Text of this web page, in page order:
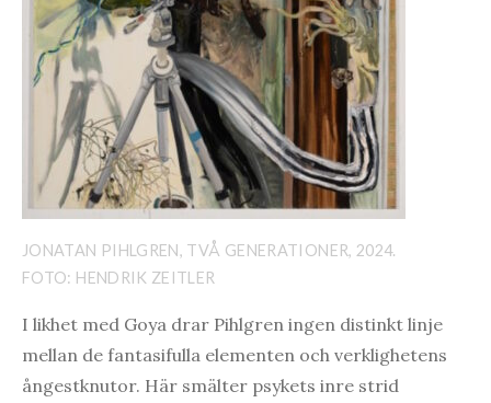
JONATAN PIHLGREN, TVÅ GENERATIONER, 2024.
FOTO: HENDRIK ZEITLER
I likhet med Goya drar Pihlgren ingen distinkt linje
mellan de fantasifulla elementen och verklighetens
ångestknutor. Här smälter psykets inre strid